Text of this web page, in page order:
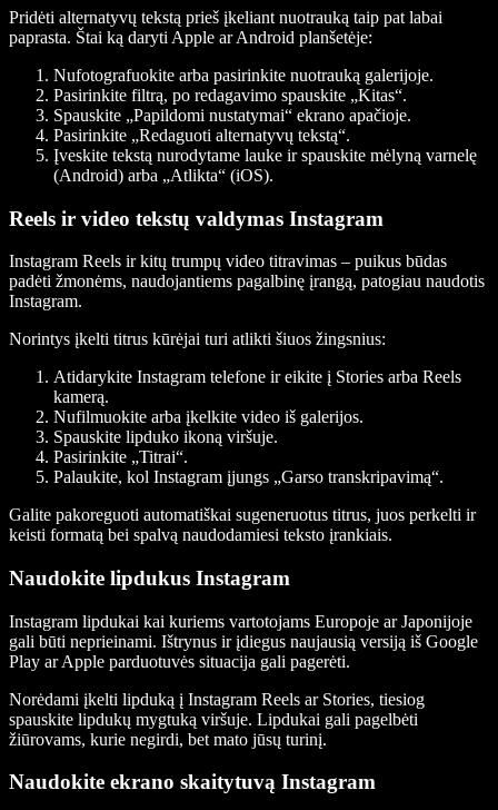
Pridėti alternatyvų tekstą prieš įkeliant nuotrauką taip pat labai
paprasta. Štai ką daryti Apple ar Android planšetėje:
Nufotografuokite arba pasirinkite nuotrauką galerijoje.
Pasirinkite filtrą, po redagavimo spauskite „Kitas“.
Spauskite „Papildomi nustatymai“ ekrano apačioje.
Pasirinkite „Redaguoti alternatyvų tekstą“.
Įveskite tekstą nurodytame lauke ir spauskite mėlyną varnelę
(Android) arba „Atlikta“ (iOS).
Reels ir video tekstų valdymas Instagram
Instagram Reels ir kitų trumpų video titravimas – puikus būdas
padėti žmonėms, naudojantiems pagalbinę įrangą, patogiau naudotis
Instagram.
Norintys įkelti titrus kūrėjai turi atlikti šiuos žingsnius:
Atidarykite Instagram telefone ir eikite į Stories arba Reels
kamerą.
Nufilmuokite arba įkelkite video iš galerijos.
Spauskite lipduko ikoną viršuje.
Pasirinkite „Titrai“.
Palaukite, kol Instagram įjungs „Garso transkripavimą“.
Galite pakoreguoti automatiškai sugeneruotus titrus, juos perkelti ir
keisti formatą bei spalvą naudodamiesi teksto įrankiais.
Naudokite lipdukus Instagram
Instagram lipdukai kai kuriems vartotojams Europoje ar Japonijoje
gali būti neprieinami. Ištrynus ir įdiegus naujausią versiją iš Google
Play ar Apple parduotuvės situacija gali pagerėti.
Norėdami įkelti lipduką į Instagram Reels ar Stories, tiesiog
spauskite lipdukų mygtuką viršuje. Lipdukai gali pagelbėti
žiūrovams, kurie negirdi, bet mato jūsų turinį.
Naudokite ekrano skaitytuvą Instagram